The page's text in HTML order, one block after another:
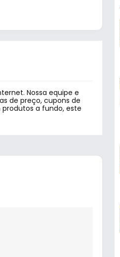
Nossa equipe e
de preço, cupons de
a fundo, este